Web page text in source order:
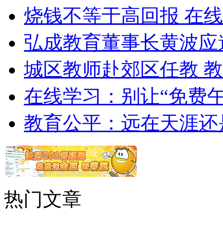
烧钱不等于高回报 在
弘成教育董事长黄波
城区教师赴郊区任教
在线学习：别让“免费
教育公平：远在天涯
热门文章